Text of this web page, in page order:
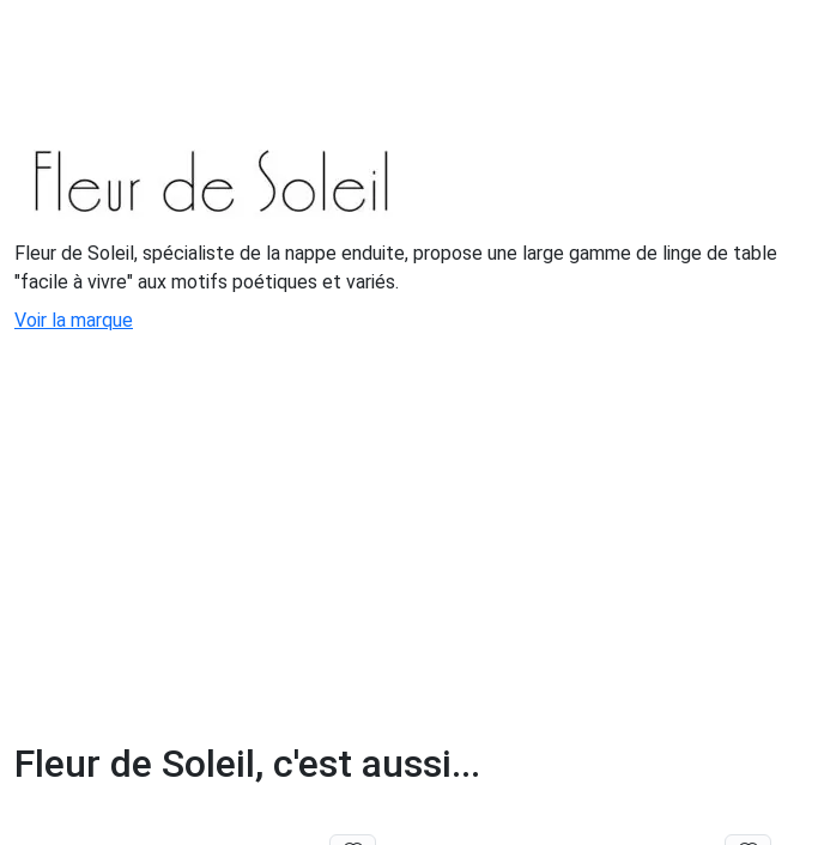
Fleur de Soleil, spécialiste de la nappe enduite, propose une large gamme de linge de table
"facile à vivre" aux motifs poétiques et variés.
Voir la marque
Fleur de Soleil, c'est aussi...